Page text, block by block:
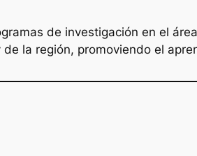
de investigación en el
la región, promoviendo el